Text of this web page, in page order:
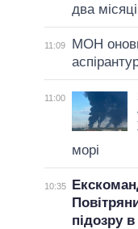
два місяці
11:09
МОН
11:00
морі
10:35
підозру